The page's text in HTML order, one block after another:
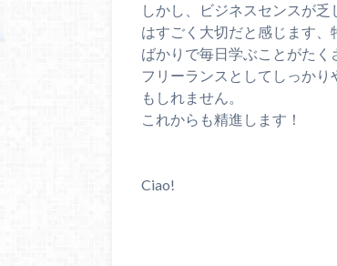
しかし、ビジネスセンスが
はすごく大切だと感じます
ばかりで毎日学ぶことがたく
フリーランスとしてしっか
もしれません。
これからも精進します！
Ciao!